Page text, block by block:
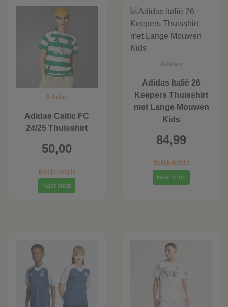
Adidas
Adidas Celtic FC
24/25 Thuisshirt
50,00
Bekijk details
Naar shop
Adidas
Adidas Italië 26
Keepers Thuisshirt
met Lange Mouwen
Kids
84,99
Bekijk details
Naar shop